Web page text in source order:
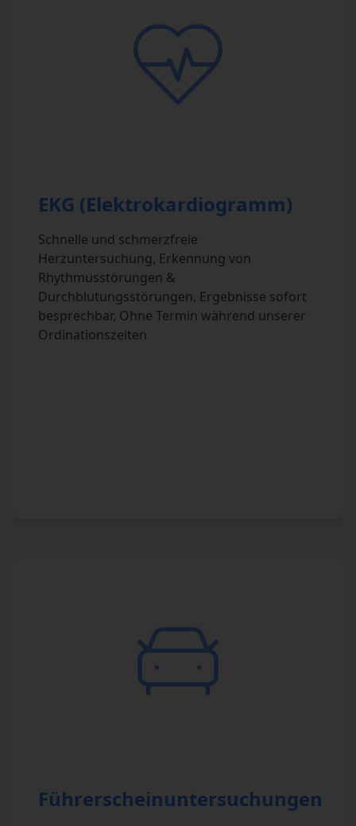
EKG (Elektrokardiogramm)
Schnelle und schmerzfreie
Herzuntersuchung, Erkennung von
Rhythmusstörungen &
Durchblutungsstörungen, Ergebnisse sofort
besprechbar, Ohne Termin während unserer
Ordinationszeiten
Führerscheinuntersuchungen